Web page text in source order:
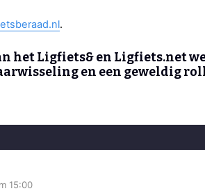
.
het Ligfiets& en Ligfiets.net
en een geweldig
15:00